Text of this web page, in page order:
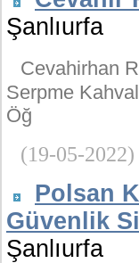
Şanlıurfa
Cevahirhan
Serpme
Öğ
(19-05-2022)
Polsan
Güvenlik
Şanlıurfa